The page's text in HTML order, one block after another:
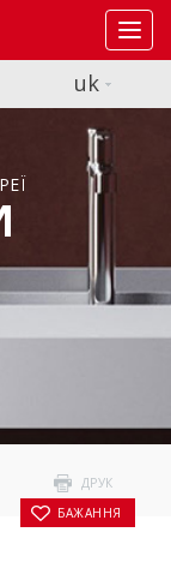
uk
ДРУК
БАЖАННЯ
: